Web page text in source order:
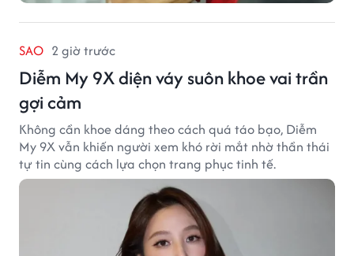
SAO 2 giờ trước
Diễm My 9X diện váy suôn khoe vai trần
gợi cảm
Không cần khoe dáng theo cách quá táo bạo, Diễm
My 9X vẫn khiến người xem khó rời mắt nhờ thần thái
tự tin cùng cách lựa chọn trang phục tinh tế.